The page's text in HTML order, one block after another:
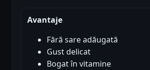
Avantaje
Fără sare adăugată
Gust delicat
Bogat în vitamine